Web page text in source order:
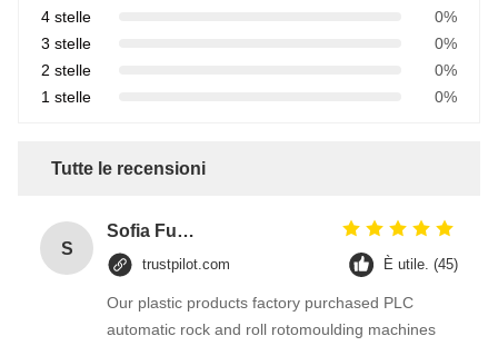
4 stelle
0%
3 stelle
0%
2 stelle
0%
1 stelle
0%
Tutte le recensioni
S
Sofia Fuentes
trustpilot.com È utile. (45)
Our plastic products factory purchased PLC
automatic rock and roll rotomoulding machines